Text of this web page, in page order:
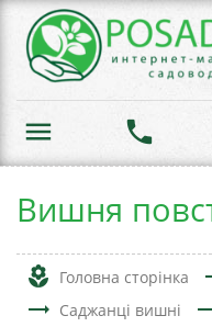
menu phone
Вишня
local_florist Головна сторінка
trending_flat Саджанці вишні